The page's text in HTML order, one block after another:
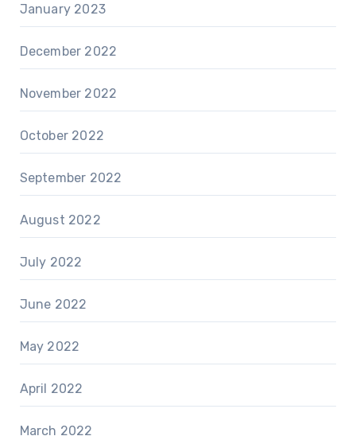
January 2023
December 2022
November 2022
October 2022
September 2022
August 2022
July 2022
June 2022
May 2022
April 2022
March 2022